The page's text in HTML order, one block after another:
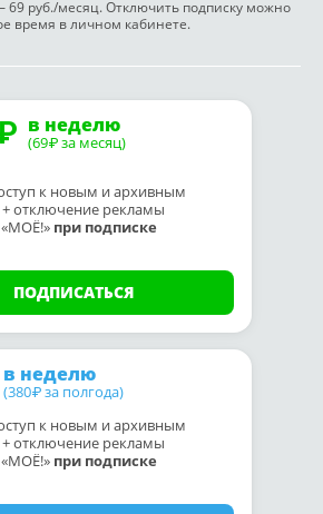
руб./месяц. Отключить подписку можно
время в личном кабинете.
в неделю
(69₽ за месяц)
к новым и архивным
отключение рекламы
«МОЁ!» при подписке
ПОДПИСАТЬСЯ
в неделю
(380₽ за полгода)
к новым и архивным
отключение рекламы
«МОЁ!» при подписке